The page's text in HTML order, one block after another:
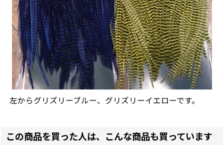
左からグリズリーブルー、グリズリーイエローです。
この商品を買った人は、こんな商品も買っています